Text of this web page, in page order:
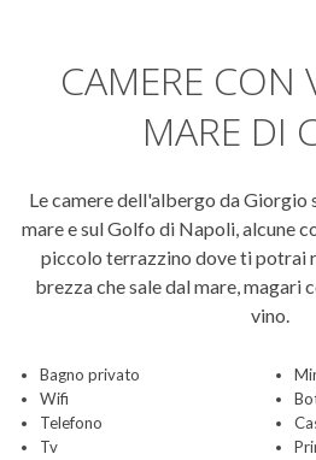
CAMERE CON
MARE DI
Le camere dell'albergo da
mare e sul Golfo di Napoli, alcune
piccolo terrazzino dove ti potrai
brezza che sale dal mare, magari
vino.
Bagno privato
Wifi
Telefono
Tv